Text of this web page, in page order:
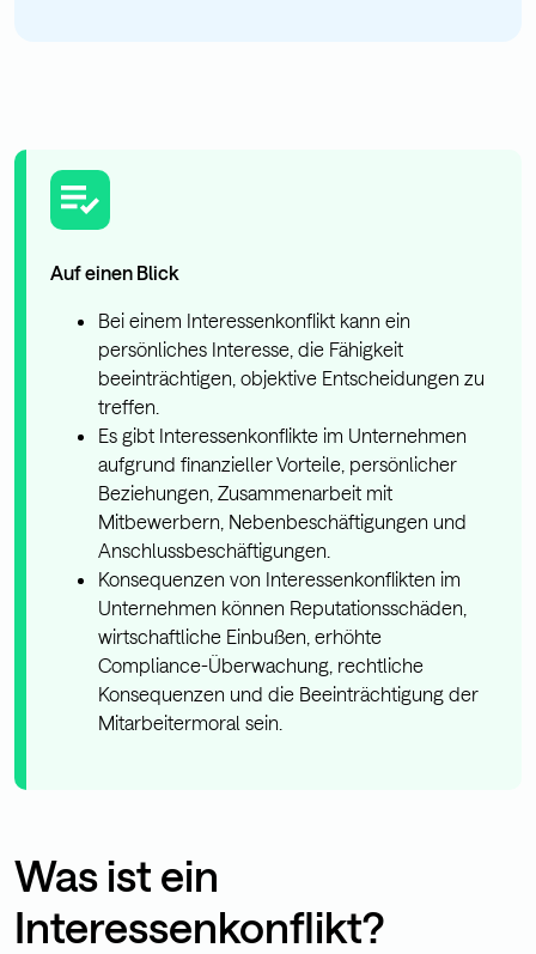
Auf einen Blick
Bei einem Interessenkonflikt kann ein
persönliches Interesse, die Fähigkeit
beeinträchtigen, objektive Entscheidungen zu
treffen.
Es gibt Interessenkonflikte im Unternehmen
aufgrund finanzieller Vorteile, persönlicher
Beziehungen, Zusammenarbeit mit
Mitbewerbern, Nebenbeschäftigungen und
Anschlussbeschäftigungen.
Konsequenzen von Interessenkonflikten im
Unternehmen können Reputationsschäden,
wirtschaftliche Einbußen, erhöhte
Compliance-Überwachung, rechtliche
Konsequenzen und die Beeinträchtigung der
Mitarbeitermoral sein.
Was ist ein
Interessenkonflikt?